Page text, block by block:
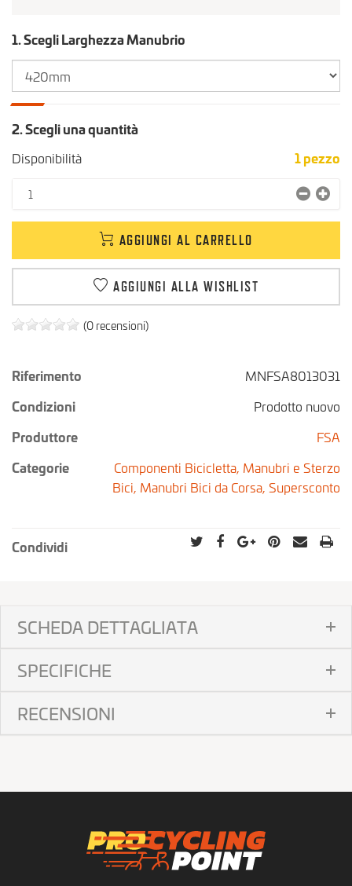
(0 recensioni)
Riferimento
MNFSA8013031
Condizioni
Prodotto nuovo
Produttore
FSA
Categorie
Componenti Bicicletta, Manubri e Sterzo
Bici, Manubri Bici da Corsa, Supersconto
Condividi
1. Scegli Larghezza Manubrio
2. Scegli una quantità
Disponibilità
1pezzo
AGGIUNGI AL CARRELLO
AGGIUNGI ALLA WISHLIST
SCHEDA DETTAGLIATA
SPECIFICHE
RECENSIONI